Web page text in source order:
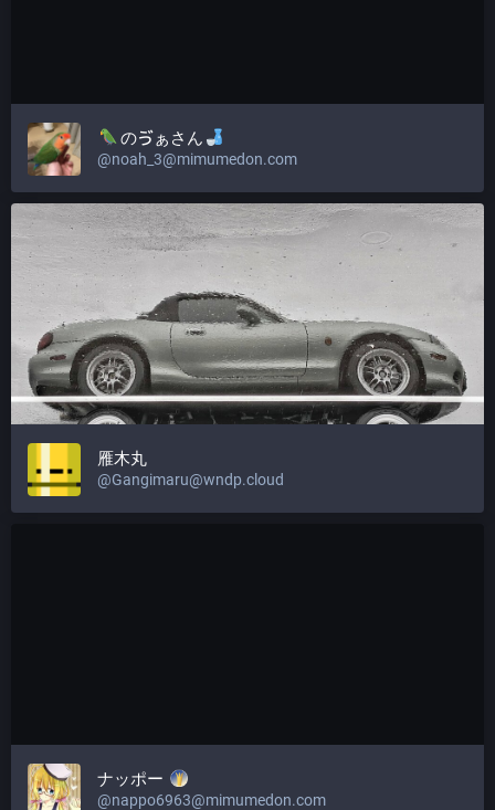
のゔぁさん
@noah_3@mimumedon.com
雁木丸
@Gangimaru@wndp.cloud
ナッポー
@nappo6963@mimumedon.com